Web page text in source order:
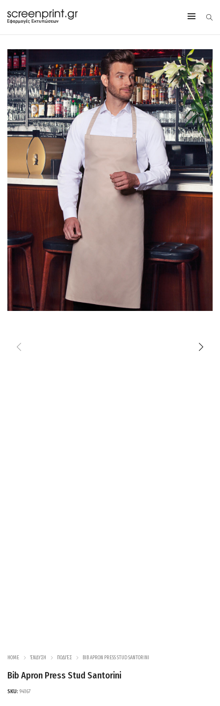
HOME ΈΝΔΥΣΗ ΠΟΔΙΈΣ BIB APRON PRESS STUD SANTORINI
Bib Apron Press Stud Santorini
SKU: 94167